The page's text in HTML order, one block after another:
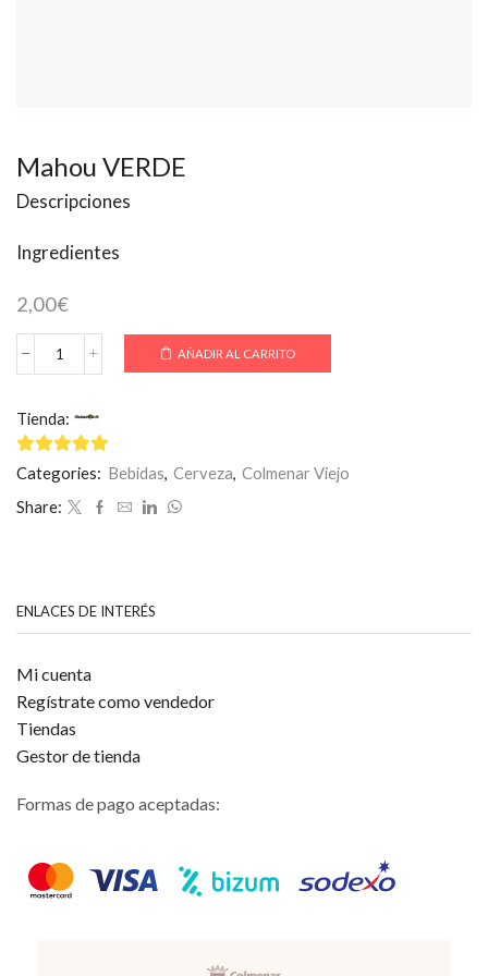
Mahou VERDE
Descripciones
Ingredientes
2,00€
Mahou
AÑADIR AL CARRITO
Tienda:
5de 5
Categories: Bebidas Cerveza Colmenar Viejo
Share:
ENLACES DE INTERÉS
Mi cuenta
Regístrate como vendedor
Tiendas
Gestor de tienda
Formas de pago aceptadas: